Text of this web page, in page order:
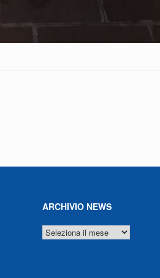
ARCHIVIO NEWS
ARCHIVIO
NEWS